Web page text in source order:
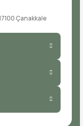
Çanakkale